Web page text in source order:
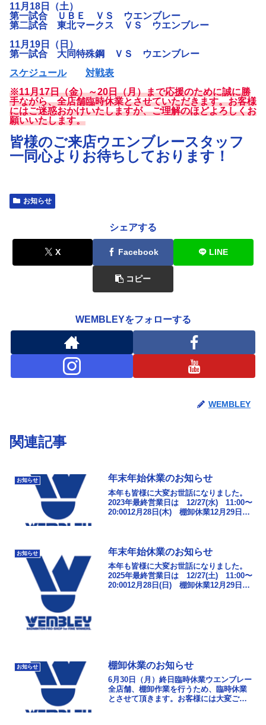
11月18日（土）
第一試合 ＵＢＥ ＶＳ ウエンブレー
第二試合 東北マークス ＶＳ ウエンブレー
11月19日（日）
第一試合 大同特殊鋼 ＶＳ ウエンブレー
スケジュール
対戦表
※11月17日（金）～20日（月）まで応援のために誠に勝
手ながら、全店舗臨時休業とさせていただきます。お客様
にはご迷惑おかけいたしますが、ご理解のほどよろしくお
願いいたします。
皆様のご来店ウエンブレースタッフ
一同心よりお待ちしております！
お知らせ
シェアする
X Facebook LINE
コピー
WEMBLEYをフォローする
WEMBLEY
関連記事
お知らせ 年末年始休業のお知らせ
本年も皆様に大変お世話になりました。
2023年最終営業日は 12/27(水) 11:00〜
20:0012月28日(木) 棚卸休業12月29日
お知らせ 年末年始休業のお知らせ
本年も皆様に大変お世話になりました。
2025年最終営業日は 12/27(土) 11:00〜
20:0012月28日(日) 棚卸休業12月29日
お知らせ 棚卸休業のお知らせ
6月30日（月）終日臨時休業ウエンブレー
全店舗、棚卸作業を行うため、臨時休業
とさせて頂きます。お客様には大変ご迷